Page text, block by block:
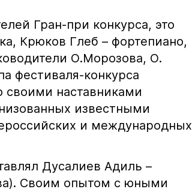
Гран-при конкурса, это
Крюков Глеб – фортепиано,
О.Морозова, О.
фестиваля-конкурса
своими наставниками
известными
и международных
Дусалиев Адиль –
Своим опытом с юными